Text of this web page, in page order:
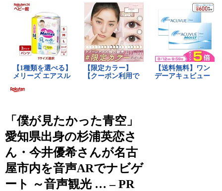
「僕が見たかった青空」
愛知県出身の杉浦英恋さ
ん・今井優希さんが名古
屋市内を音声ARでナビゲ
ート ～音声観光 … – PR